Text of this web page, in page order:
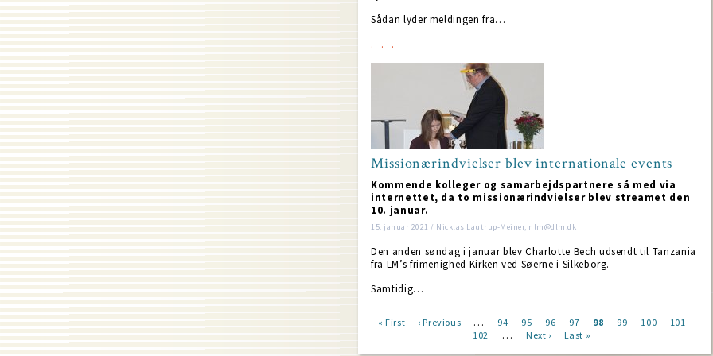
Sådan lyder meldingen fra…
Missionærindvielser blev internationale events
Kommende kolleger og samarbejdspartnere så med via
internettet, da to missionærindvielser blev streamet den
10. januar.
15. januar 2021 / Nicklas Lautrup-Meiner, nlm@dlm.dk
Den anden søndag i januar blev Charlotte Bech udsendt til Tanzania
fra LM’s frimenighed Kirken ved Søerne i Silkeborg.
Samtidig…
First
« First
Previous
‹ Previous … Page
94 Page
95 Page
96 Page
97
Current
98 Page
99 Page
100 Page
101
102
…
Next
Next ›
Last
Last »